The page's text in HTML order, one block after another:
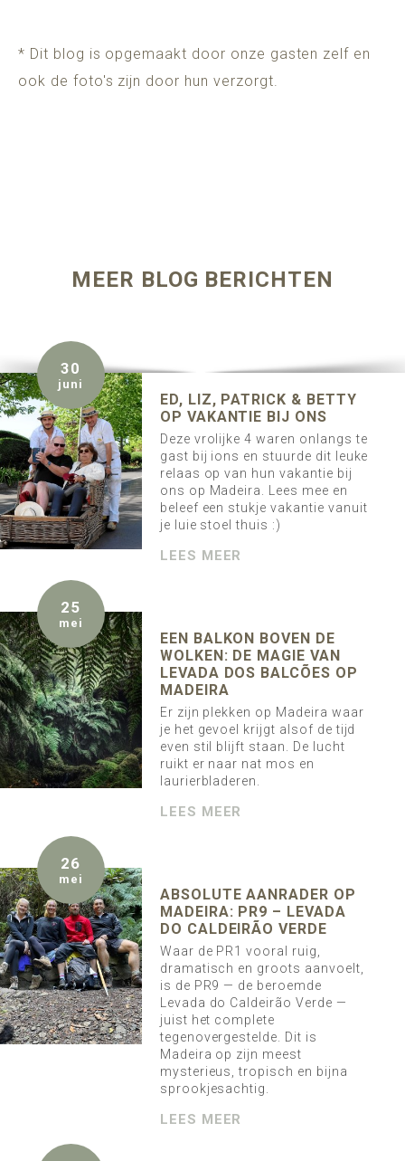
* Dit blog is opgemaakt door onze gasten zelf en
ook de foto's zijn door hun verzorgt.
MEER BLOG BERICHTEN
30
juni
ED, LIZ, PATRICK & BETTY
OP VAKANTIE BIJ ONS
Deze vrolijke 4 waren onlangs te
gast bij ions en stuurde dit leuke
relaas op van hun vakantie bij
ons op Madeira. Lees mee en
beleef een stukje vakantie vanuit
je luie stoel thuis :)
LEES MEER
25
mei
EEN BALKON BOVEN DE
WOLKEN: DE MAGIE VAN
LEVADA DOS BALCÕES OP
MADEIRA
Er zijn plekken op Madeira waar
je het gevoel krijgt alsof de tijd
even stil blijft staan. De lucht
ruikt er naar nat mos en
laurierbladeren.
LEES MEER
26
mei
ABSOLUTE AANRADER OP
MADEIRA: PR9 – LEVADA
DO CALDEIRÃO VERDE
Waar de PR1 vooral ruig,
dramatisch en groots aanvoelt,
is de PR9 — de beroemde
Levada do Caldeirão Verde —
juist het complete
tegenovergestelde. Dit is
Madeira op zijn meest
mysterieus, tropisch en bijna
sprookjesachtig.
LEES MEER